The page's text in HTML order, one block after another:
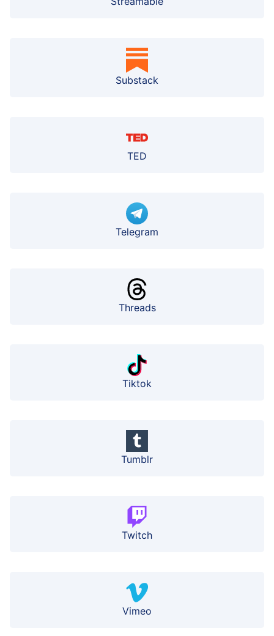
Substack
TED
Telegram
Threads
Tiktok
Tumblr
Twitch
Vimeo